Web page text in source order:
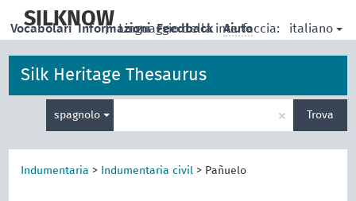
main
SILKNOW
| Linguaggio della interfaccia: italiano
Vocabolari Informazioni Feedback Aiuto
Silk Heritage Thesaurus
spagnolo
per
la
× Trova
Indumentaria > Indumentaria civil > Pañuelo